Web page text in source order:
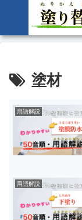
塗材
用語解説
用語解説